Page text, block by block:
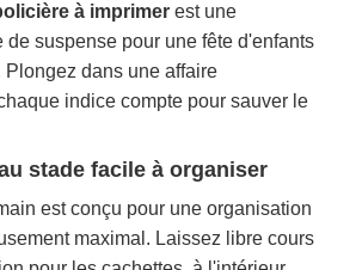
à imprimer est une
de suspense pour une fête d'enfants
Plongez dans une affaire
indice compte pour sauver le
stade facile à organiser
est conçu pour une organisation
maximal. Laissez libre cours